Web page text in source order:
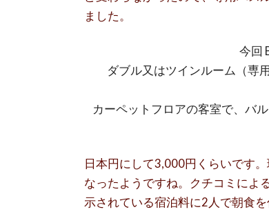
ました。
今回
ダブル又はツインルーム（専
カーペットフロアの客室で、バ
日本円にして3,000円くらいです
なったようですね。クチコミによ
示されている宿泊料に2人で朝食